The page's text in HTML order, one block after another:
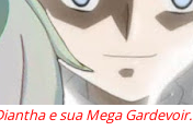
e sua Mega Gardevoir.